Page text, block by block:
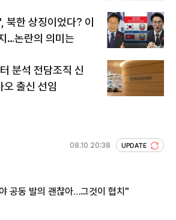
북한 상징이었다? 이
…논란의 의미는
분석 전담조직 신
출신 선임
08.10 20:38 UPDATE
공동 발의 괜찮아…그것이 협치"